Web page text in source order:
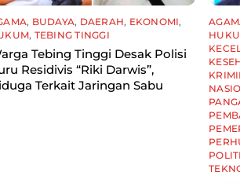
, BUDAYA, DAERAH, EKONOMI,
, TEBING TINGGI
Tebing Tinggi Desak Polisi
Residivis “Riki Darwis”,
Terkait Jaringan Sabu